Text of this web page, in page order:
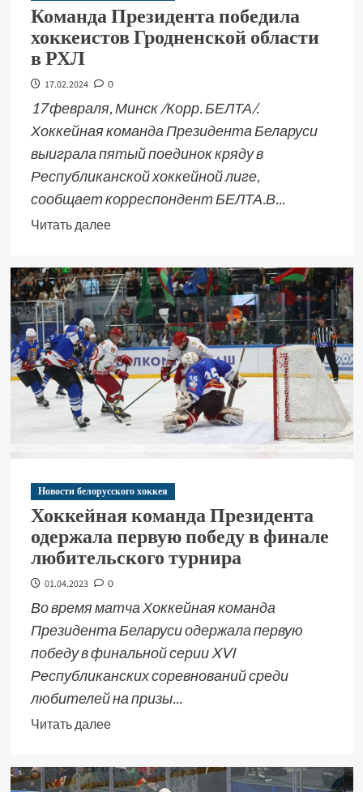
Команда Президента победила
хоккеистов Гродненской области
в РХЛ
17.02.2024 0
17 февраля, Минск /Корр. БЕЛТА/.
Хоккейная команда Президента Беларуси
выиграла пятый поединок кряду в
Республиканской хоккейной лиге,
сообщает корреспондент БЕЛТА.В...
Читать далее
Новости белорусского хоккея
Хоккейная команда Президента
одержала первую победу в финале
любительского турнира
01.04.2023 0
Во время матча Хоккейная команда
Президента Беларуси одержала первую
победу в финальной серии XVI
Республиканских соревнований среди
любителей на призы...
Читать далее